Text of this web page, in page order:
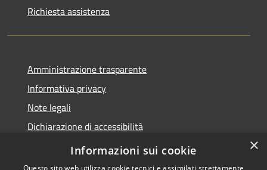
Richiesta assistenza
Amministrazione trasparente
Informativa privacy
Note legali
Dichiarazione di accessibilità
Obiettivi di accessibilità
×
Informazioni sui cookie
Questo sito web utilizza cookie tecnici e assimilati strettamente